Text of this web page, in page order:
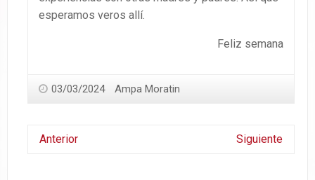
esperamos veros allí.
Feliz semana
03/03/2024 Ampa Moratin
Anterior Siguiente